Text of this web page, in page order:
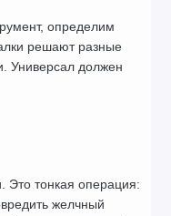
определим
решают разные
Универсал должен
Это тонкая операция:
желчный